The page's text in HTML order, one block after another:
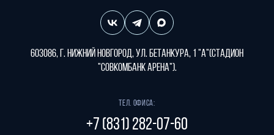
603086, г. Нижний Новгород, ул. Бетанкура, 1 "А"(стадион
"СОВКОМБАНК АРЕНА").
Тел. офиса:
+7 (831) 282-07-60